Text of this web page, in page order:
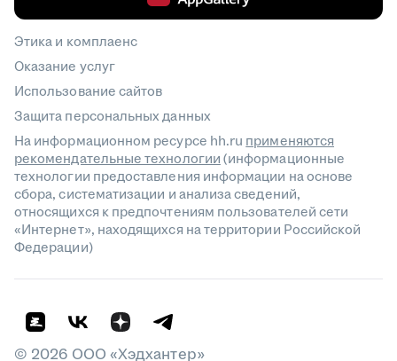
Этика и комплаенс
Оказание услуг
Использование сайтов
Защита персональных данных
На информационном ресурсе hh.ru применяются
рекомендательные технологии(информационные
технологии предоставления информации на основе
сбора, систематизации и анализа сведений,
относящихся к предпочтениям пользователей сети
«Интернет», находящихся на территории Российской
Федерации)
© 2026 ООО «Хэдхантер»